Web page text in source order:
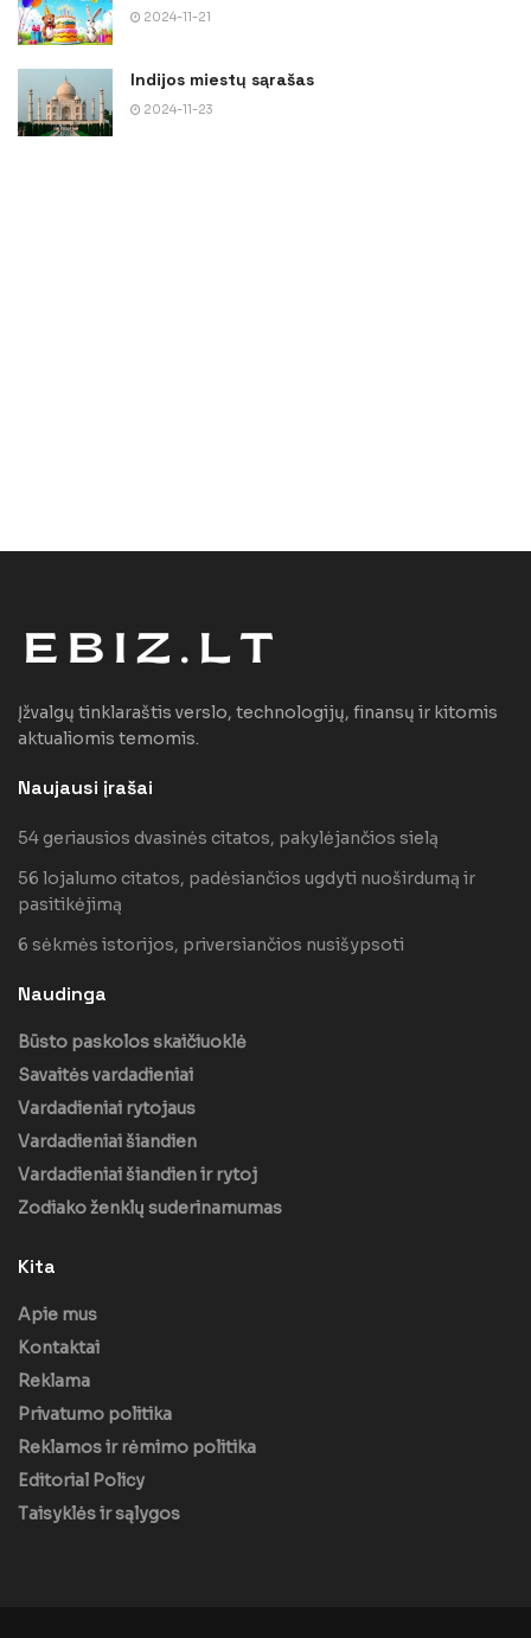
2024-11-21
Indijos miestų sąrašas
2024-11-23
Įžvalgų tinklaraštis verslo, technologijų, finansų ir kitomis
aktualiomis temomis.
Naujausi įrašai
54 geriausios dvasinės citatos, pakylėjančios sielą
56 lojalumo citatos, padėsiančios ugdyti nuoširdumą ir
pasitikėjimą
6 sėkmės istorijos, priversiančios nusišypsoti
Naudinga
Būsto paskolos skaičiuoklė
Savaitės vardadieniai
Vardadieniai rytojaus
Vardadieniai šiandien
Vardadieniai šiandien ir rytoj
Zodiako ženklų suderinamumas
Kita
Apie mus
Kontaktai
Reklama
Privatumo politika
Reklamos ir rėmimo politika
Editorial Policy
Taisyklės ir sąlygos